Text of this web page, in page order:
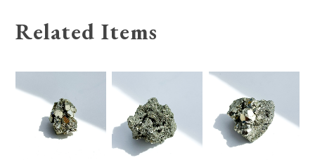
Related Items